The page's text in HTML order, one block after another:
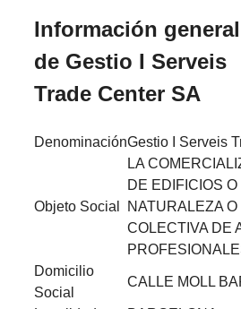
Información general
de Gestio I Serveis
Trade Center SA
DenominaciónGestio I Serveis
Objeto Social
LA
DE EDIFICIOS
NATURALEZA
COLECTIVA DE
Domicilio
Social
CALLE MOLL